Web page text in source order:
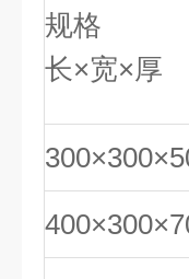
规格
长×宽×厚